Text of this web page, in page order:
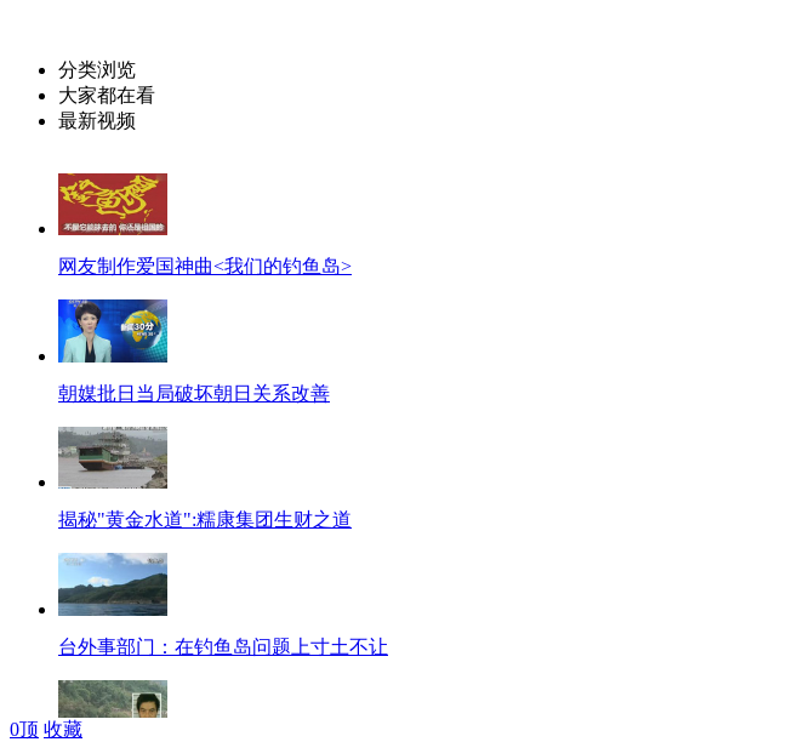
分类浏览
大家都在看
最新视频
网友制作爱国神曲<我们的钓鱼岛>
朝媒批日当局破坏朝日关系改善
揭秘"黄金水道":糯康集团生财之道
台外事部门：在钓鱼岛问题上寸土不让
0顶 收藏